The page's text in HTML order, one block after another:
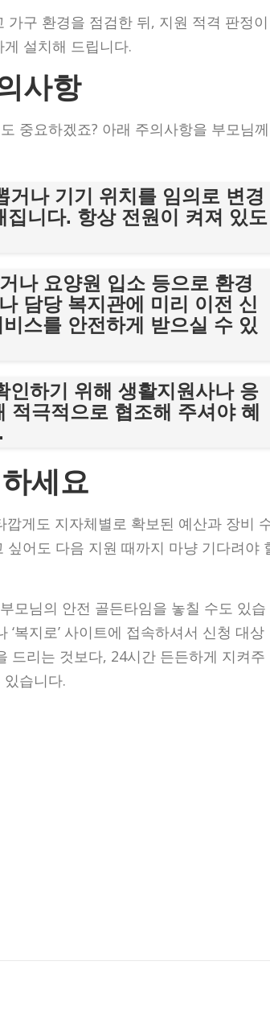
구 환경을 점검한 뒤, 지원 적격 판정이
설치해 드립니다.
사항
중요하겠죠? 아래 주의사항을 부모님께
거나 기기 위치를 임의로 변경
니다. 항상 전원이 켜져 있도
나 요양원 입소 등으로 환경
담당 복지관에 미리 이전 신
스를 안전하게 받으실 수 있
인하기 위해 생활지원사나 응
극적으로 협조해 주셔야 혜
세요
게도 지자체별로 확보된 예산과 장비
어도 다음 지원 때까지 마냥 기다려야
모님의 안전 골든타임을 놓칠 수도 있습
복지로’ 사이트에 접속하셔서 신청 대상
드리는 것보다, 24시간 든든하게 지켜주
습니다.